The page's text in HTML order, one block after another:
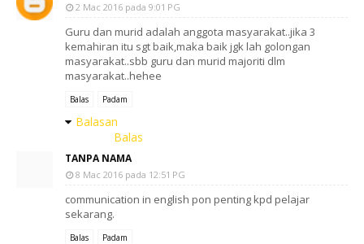
2 Mac 2016 pada 9:01 PG
Guru dan murid adalah anggota masyarakat..jika 3
kemahiran itu sgt baik,maka baik jgk lah golongan
masyarakat..sbb guru dan murid majoriti dlm
masyarakat..hehee
Balas Padam
Balasan
Balas
TANPA NAMA
8 Mac 2016 pada 12:51 PG
communication in english pon penting kpd pelajar
sekarang.
Balas Padam